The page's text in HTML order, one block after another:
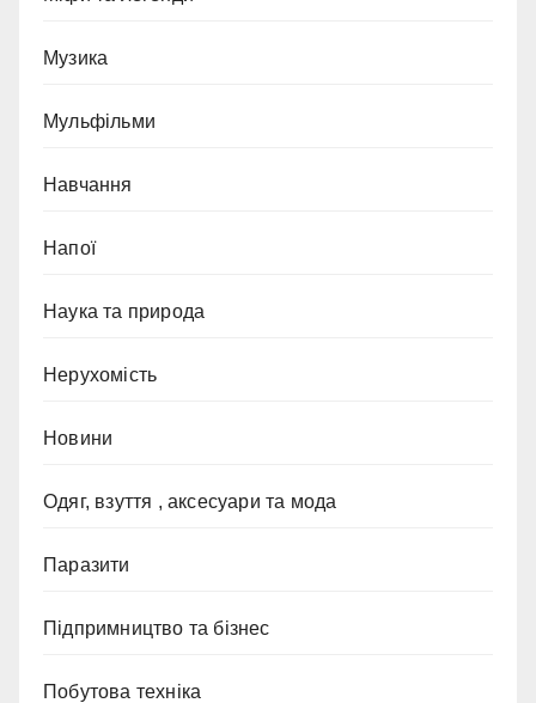
Музика
Мульфільми
Навчання
Напої
Наука та природа
Нерухомість
Новини
Одяг, взуття , аксесуари та мода
Паразити
Підпримництво та бізнес
Побутова техніка